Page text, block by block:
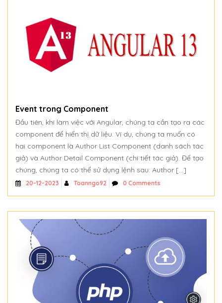
Event trong Component
Đầu tiên, khi làm việc với Angular, chúng ta cần tạo ra các
component để hiển thị dữ liệu. Ví dụ, chúng ta muốn có
hai component là Author List Component (danh sách tác
giả) và Author Detail Component (chi tiết tác giả). Để tạo
chúng, chúng ta có thể sử dụng lệnh sau: Author […]
20-12-2023 Toanngo92 0 Comments